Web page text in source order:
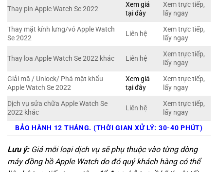
Thay pin Apple Watch Se 2022
Xem giá
tại đây
Xem trực tiếp,
lấy ngay
Thay mặt kính lưng/vỏ Apple Watch
Se 2022
Liên hệ
Xem trực tiếp,
lấy ngay
Thay loa Apple Watch Se 2022 khác Liên hệ
Xem trực tiếp,
lấy ngay
Giải mã / Unlock/ Phá mật khẩu
Apple Watch Se 2022
Xem giá
tại đây
Xem trực tiếp,
lấy ngay
Dịch vụ sửa chữa Apple Watch Se
2022 khác
Liên hệ
Xem trực tiếp,
lấy ngay
BẢO HÀNH 12 THÁNG. (THỜI GIAN XỬ LÝ: 30-40 PHÚT)
Lưu ý:Giá mỗi loại dịch vụ sẽ phụ thuộc vào từng dòng
máy đồng hồ Apple Watch do đó quý khách hàng có thể